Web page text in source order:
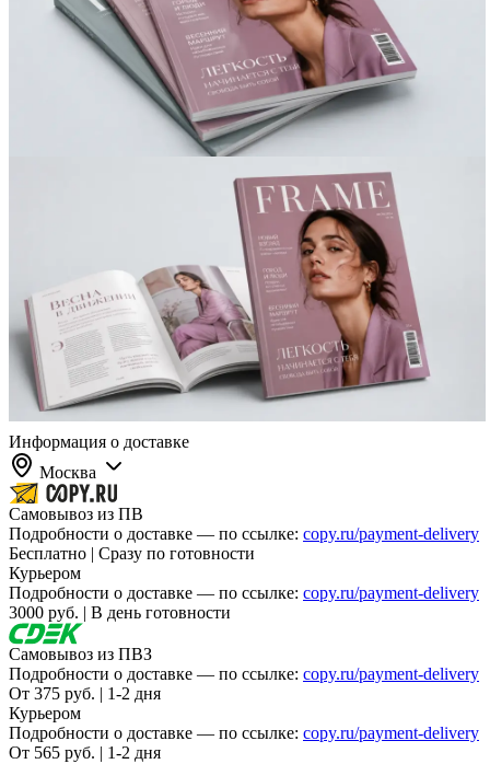
Информация о доставке
Москва
Самовывоз из ПВ
Подробности о доставке — по ссылке: copy.ru/payment-delivery
Бесплатно | Сразу по готовности
Курьером
Подробности о доставке — по ссылке: copy.ru/payment-delivery
3000 руб. | В день готовности
Самовывоз из ПВЗ
Подробности о доставке — по ссылке: copy.ru/payment-delivery
От 375 руб. | 1-2 дня
Курьером
Подробности о доставке — по ссылке: copy.ru/payment-delivery
От 565 руб. | 1-2 дня